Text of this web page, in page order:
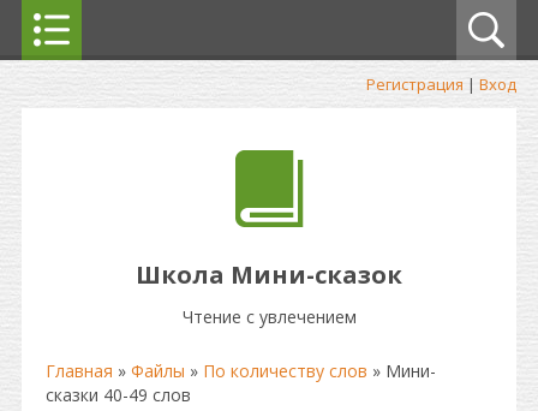
Регистрация | Вход
Школа Мини-сказок
Чтение с увлечением
Главная » Файлы » По количеству слов » Мини-
сказки 40-49 слов